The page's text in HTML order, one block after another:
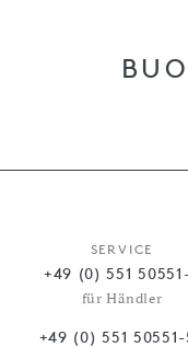
SERVICE
+49 (0) 551
für Händler
+49 (0) 551